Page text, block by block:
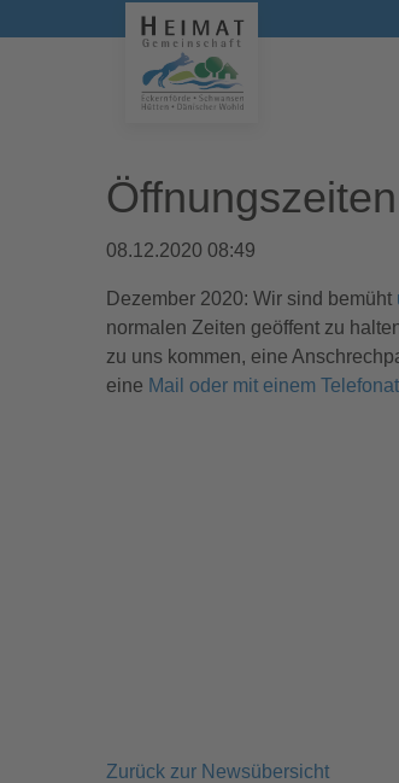
Öffnungszeiten
08.12.2020 08:49
Dezember 2020: Wir sind bemüht
normalen Zeiten geöffent zu
zu uns kommen, eine
eine Mail oder mit einem Telefonat
Zurück zur Newsübersicht